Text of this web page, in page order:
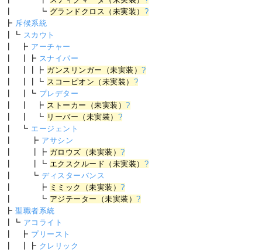
┃ ┗ グランドクロス（未実装） ?
┣ 斥候系統
┃┗ スカウト
┃ ┣ アーチャー
┃ ┃┣ スナイパー
┃ ┃┃┣ ガンスリンガー（未実装）?
┃ ┃┃┗ スコーピオン（未実装） ?
┃ ┃┗ プレデター
┃ ┃ ┣ ストーカー（未実装）?
┃ ┃ ┗ リーバー（未実装） ?
┃ ┗ エージェント
┃ ┣ アサシン
┃ ┃┣ ガロウズ（未実装）?
┃ ┃┗ エクスクルード（未実装） ?
┃ ┗ディスターバンス
┃ ┣ ミミック（未実装）?
┃ ┗ アジテーター（未実装）?
┣聖職者系統
┃┗ アコライト
┃ ┣ プリースト
┃ ┃┣ クレリック